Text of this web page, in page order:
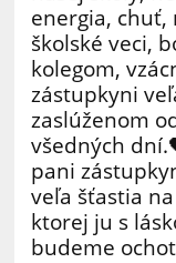
energia, chuť,
školské veci,
kolegom,
zástupkyni
zaslúženom
všedných
pani
veľa šťastia
ktorej ju s
budeme